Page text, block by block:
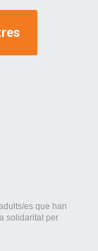
es que han
solidaritat per